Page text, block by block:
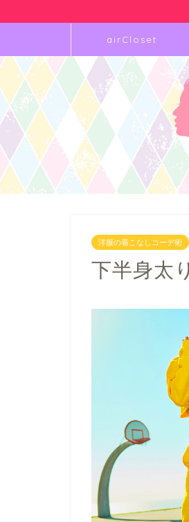
airCloset
洋服の着こなしコーデ術
下半身太